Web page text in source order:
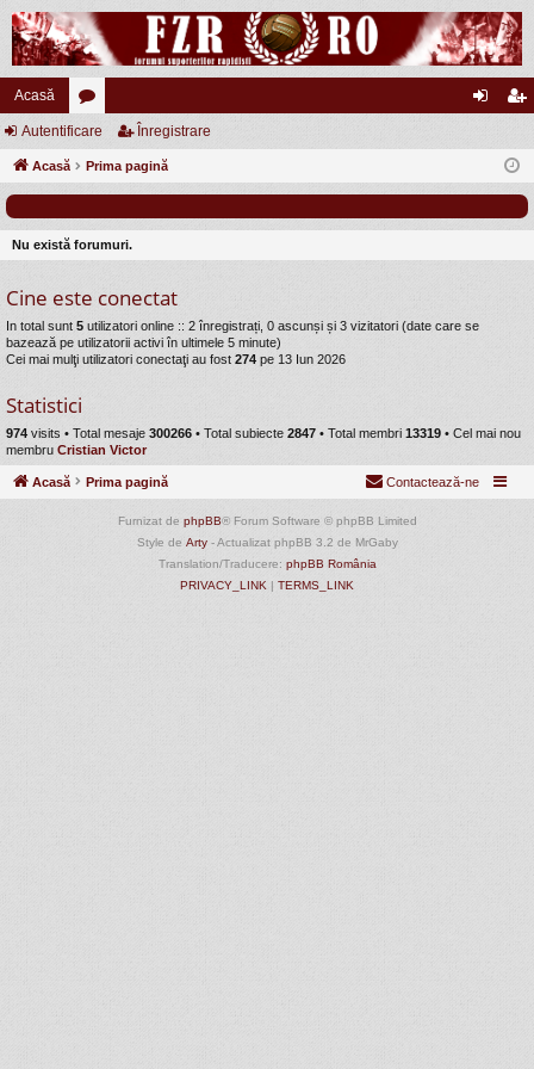
Acasă
or
u
uri
eg
Autentificare Înregistrare
Acasă Prima pagină
Nu există forumuri.
Cine este conectat
In total sunt 5 utilizatori online :: 2 înregistrați, 0 ascunși și 3 vizitatori (date care se
bazează pe utilizatorii activi în ultimele 5 minute)
Cei mai mulţi utilizatori conectaţi au fost 274 pe 13 Iun 2026
Statistici
974 visits • Total mesaje 300266 • Total subiecte 2847 • Total membri 13319 • Cel mai nou
membru Cristian Victor
Acasă Prima pagină Contactează-ne
Furnizat de phpBB® Forum Software © phpBB Limited
Style de Arty- Actualizat phpBB 3.2 de MrGaby
Translation/Traducere: phpBB România
PRIVACY_LINK | TERMS_LINK